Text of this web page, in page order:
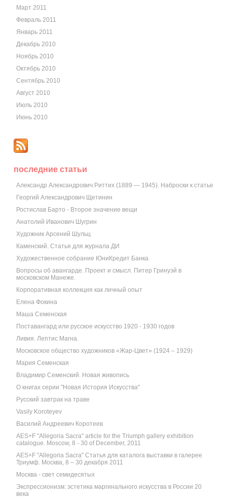
Март 2011
Февраль 2011
Январь 2011
Декабрь 2010
Ноябрь 2010
Октябрь 2010
Сентябрь 2010
Август 2010
Июль 2010
Июнь 2010
последние статьи
Александр Александрович Риттих (1889 — 1945). Наброски к статье
Георгий Александрович Щетинин
Ростислав Барто - Второе значение вещи
Анатолий Иванович Шугрин
Художник Арсений Шульц
Каменский. Статья для журнала ДИ
Художественное собрание ЮниКредит Банка
Вопросы об авангарде. Проект и смысл. Питер Гринуэй в
московском Манеже.
Корпоративная коллекция как личный опыт
Елена Фокина
Маша Семенская
Поставангард или русское искусство 1920 - 1930 годов
Ливия. Лептис Магна.
Московское общество художников «Жар-Цвет» (1924 – 1929)
Мария Семенская
Владимир Семенский. Новая живопись
О книгах серии "Новая История Искусства"
Русский завтрак на траве
Vasily Koroteyev
Василий Андреевич Коротеев
AES+F "Allegoria Sacra" article for the Triumph gallery exhibition
catalogue. Moscow, 8 - 30 of December, 2011
AES+F "Allegoria Sacra" Статья для каталога выставки в галерее
Триумф. Москва, 8 – 30 декабря 2011
Москва - свет семидесятых
Экспрессионизм: эстетика маргинального искусства в России 20
века